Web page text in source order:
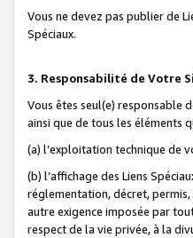
Vous ne devez pas publier de
Spéciaux.
3. Responsabilité de Votre
Vous êtes seul(e) responsable
ainsi que de tous les éléments
(a) l’exploitation technique de
(b) l’affichage des Liens
réglementation, décret,
autre exigence imposée par
respect de la vie privée, à la